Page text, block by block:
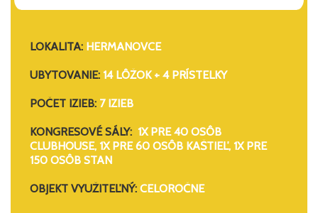
LOKALITA: HERMANOVCE
UBYTOVANIE: 14 LÔŽOK + 4 PRÍSTELKY
POČET IZIEB: 7 IZIEB
KONGRESOVÉ SÁLY: 1X PRE 40 OSÔB
CLUBHOUSE, 1X PRE 60 OSÔB KAŠTIEĽ, 1X PRE
150 OSÔB STAN
OBJEKT VYUŽITEĽNÝ: CELOROČNE